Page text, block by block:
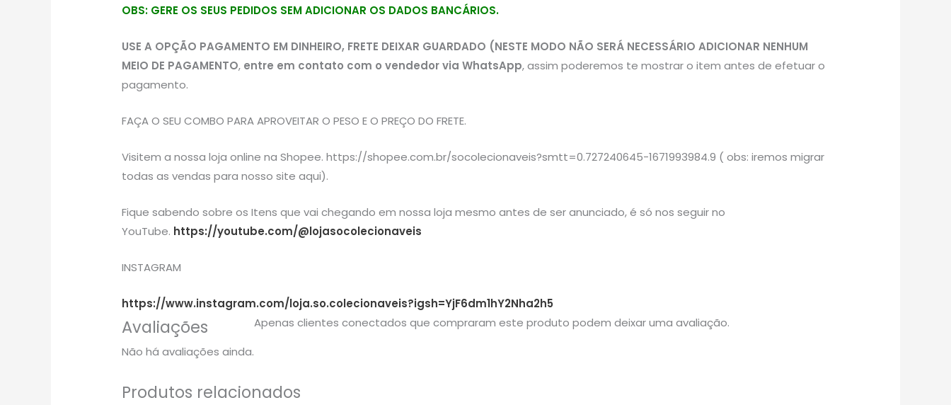
OBS: GERE OS SEUS PEDIDOS SEM ADICIONAR OS DADOS BANCÁRIOS.
USE A OPÇÃO PAGAMENTO EM DINHEIRO, FRETE DEIXAR GUARDADO (NESTE MODO NÃO SERÁ NECESSÁRIO ADICIONAR NENHUM
MEIO DE PAGAMENTO, entre em contato com o vendedor via WhatsApp, assim poderemos te mostrar o item antes de efetuar o
pagamento.
FAÇA O SEU COMBO PARA APROVEITAR O PESO E O PREÇO DO FRETE.
Visitem a nossa loja online na Shopee. https://shopee.com.br/socolecionaveis?smtt=0.727240645-1671993984.9 ( obs: iremos migrar
todas as vendas para nosso site aqui).
Fique sabendo sobre os Itens que vai chegando em nossa loja mesmo antes de ser anunciado, é só nos seguir no
YouTube. https://youtube.com/@lojasocolecionaveis
INSTAGRAM
https://www.instagram.com/loja.so.colecionaveis?igsh=YjF6dm1hY2Nha2h5
Avaliações
Não há avaliações ainda.
Apenas clientes conectados que compraram este produto podem deixar uma avaliação.
Produtos relacionados